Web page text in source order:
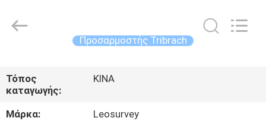
ΠΡΟΪΌΝΤΑ
Instrument
Co.,Ltd.
Προσαρμοστής Tribrach
Τόπος
καταγωγής:
ΚΙΝΑ
Μάρκα:
Leosurvey